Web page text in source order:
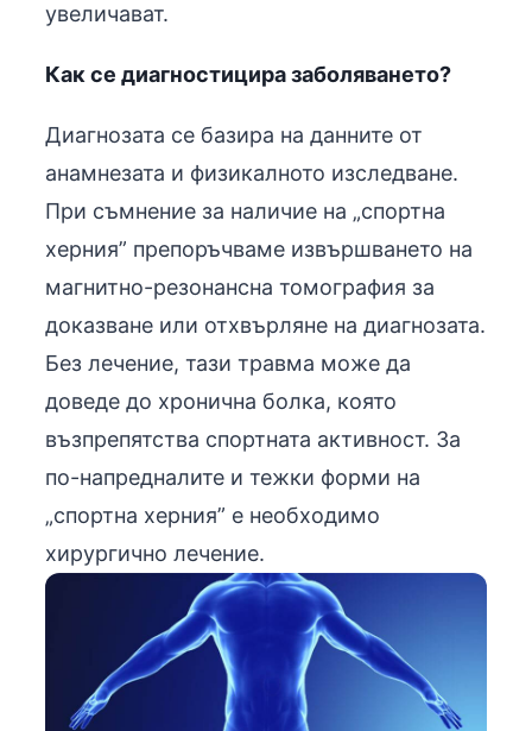
увеличават.
Как се диагностицира заболяването?
Диагнозата се базира на данните от
анамнезата и физикалното изследване.
При съмнение за наличие на „спортна
херния” препоръчваме извършването на
магнитно-резонансна томография за
доказване или отхвърляне на диагнозата.
Без лечение, тази травма може да
доведе до хронична болка, която
възпрепятства спортната активност. За
по-напредналите и тежки форми на
„спортна херния” е необходимо
хирургично лечение.